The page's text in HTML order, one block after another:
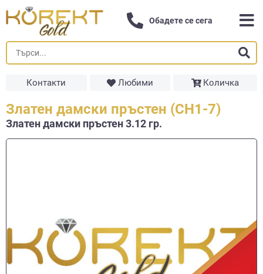
Обадете се сега
Контакти Любими Количка
Златен дамски пръстен (СН1-7)
Златен дамски пръстен 3.12 гр.